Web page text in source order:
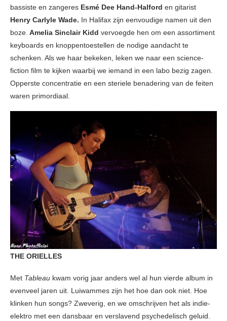
bassiste en zangeres Esmé Dee Hand-Halford en gitarist
Henry Carlyle Wade. In Halifax zijn eenvoudige namen uit den
boze. Amelia Sinclair Kidd vervoegde hen om een assortiment
keyboards en knoppentoestellen de nodige aandacht te
schenken. Als we haar bekeken, leken we naar een science-
fiction film te kijken waarbij we iemand in een labo bezig zagen.
Opperste concentratie en een steriele benadering van de feiten
waren primordiaal.
THE ORIELLES
Met Tableau kwam vorig jaar anders wel al hun vierde album in
evenveel jaren uit. Luiwammes zijn het hoe dan ook niet. Hoe
klinken hun songs? Zweverig, en we omschrijven het als indie-
elektro met een dansbaar en verslavend psychedelisch geluid.